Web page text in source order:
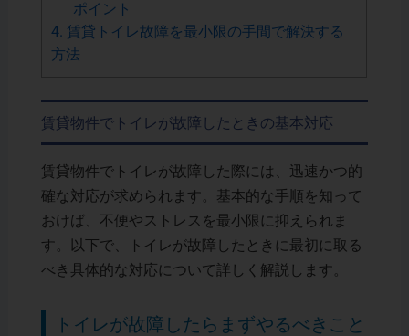
ポイント
4. 賃貸トイレ故障を最小限の手間で解決する
方法
賃貸物件でトイレが故障したときの基本対応
賃貸物件でトイレが故障した際には、迅速かつ的
確な対応が求められます。基本的な手順を知って
おけば、不便やストレスを最小限に抑えられま
す。以下で、トイレが故障したときに最初に取る
べき具体的な対応について詳しく解説します。
トイレが故障したらまずやるべきこと